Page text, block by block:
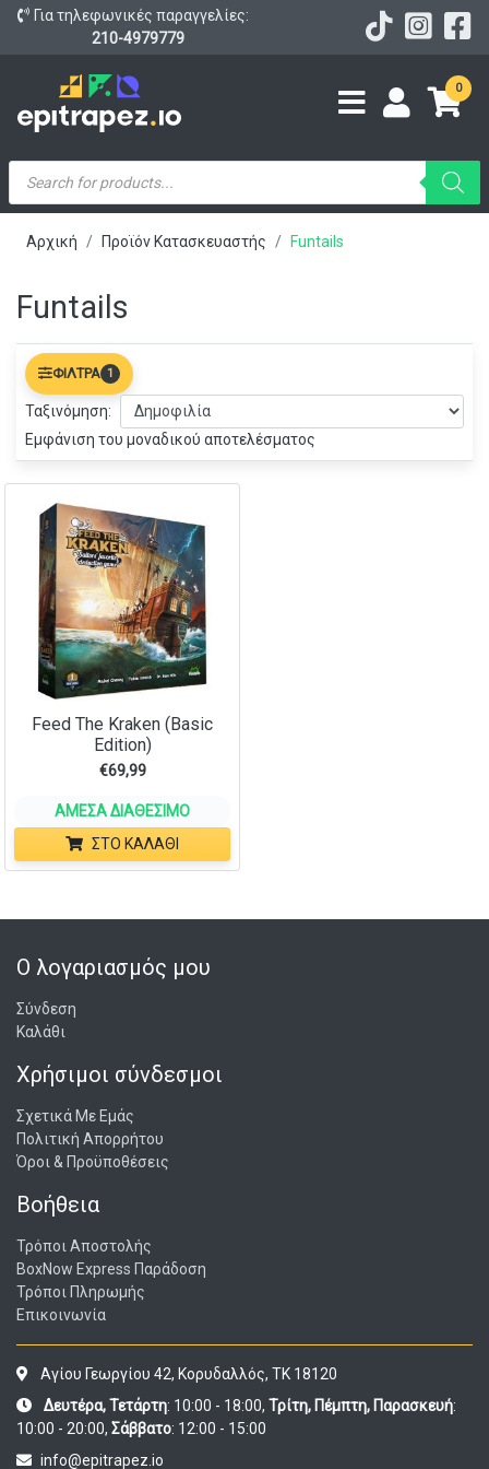
Για τηλεφωνικές παραγγελίες:
210-4979779
0
Products
search
Αρχική Προϊόν Κατασκευαστής Funtails
Funtails
Εμφάνιση του μοναδικού αποτελέσματος
ΦΊΛΤΡΑ 1
Ταξινόμηση:
Feed The Kraken (Basic
Edition)
€69,99
ΆΜΕΣΑ ΔΙΑΘΈΣΙΜΟ
ΣΤΟ ΚΑΛΆΘΙ
Ο λογαριασμός μου
Σύνδεση
Καλάθι
Χρήσιμοι σύνδεσμοι
Σχετικά Με Εμάς
Πολιτική Απορρήτου
Όροι & Προϋποθέσεις
Βοήθεια
Τρόποι Αποστολής
BoxNow Express Παράδοση
Τρόποι Πληρωμής
Επικοινωνία
Αγίου Γεωργίου 42, Κορυδαλλός, ΤΚ 18120
Δευτέρα, Τετάρτη: 10:00 - 18:00, Τρίτη, Πέμπτη, Παρασκευή:
10:00 - 20:00, Σάββατο: 12:00 - 15:00
info@epitrapez.io